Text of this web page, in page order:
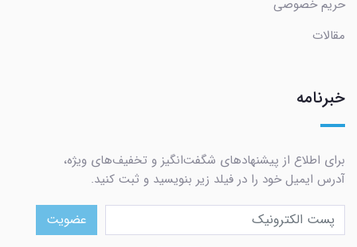
حریم خصوصی
مقالات
خبرنامه
برای اطلاع از پیشنهادهای شگفت‌انگیز و تخفیف‌های ویژه،
آدرس ایمیل خود را در فیلد زیر بنویسید و ثبت کنید.
عضویت